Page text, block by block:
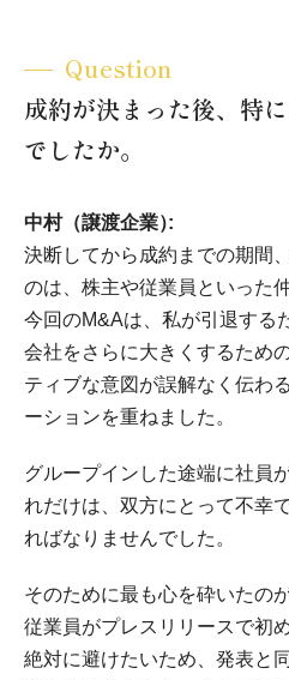
Question
成約が決まった後、特
でしたか。
中村（譲渡企業）
決断してから成約までの期間
のは、株主や従業員といった
今回のM&Aは、私が引退する
会社をさらに大きくするため
ティブな意図が誤解なく伝わ
ーションを重ねました。
グループインした途端に社員
れだけは、双方にとって不幸
ればなりませんでした。
そのために最も心を砕いたの
従業員がプレスリリースで初
絶対に避けたいため、発表と